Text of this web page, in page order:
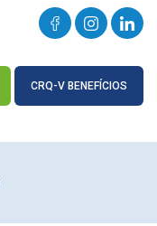
CRQ-V BENEFÍCIOS